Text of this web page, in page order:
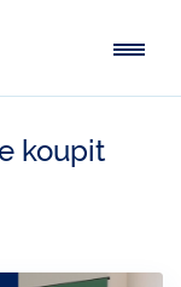
koupit